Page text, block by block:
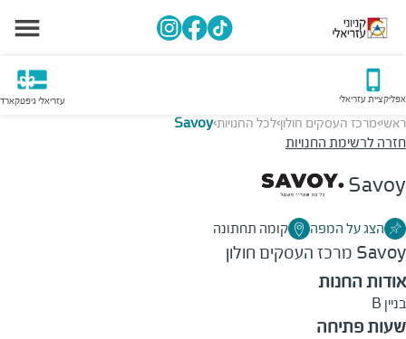
אפליקציית עזריאלי עזריאלי גיפטקארד
ראשי>מרכז העסקים חולון>לכל החנויות>
Savoy
חזרה לרשימת החנויות
Savoy
הצג על המפה קומה תחתונה
Savoy מרכז העסקים חולון
אודות החנות
בניין B
שעות פתיחה